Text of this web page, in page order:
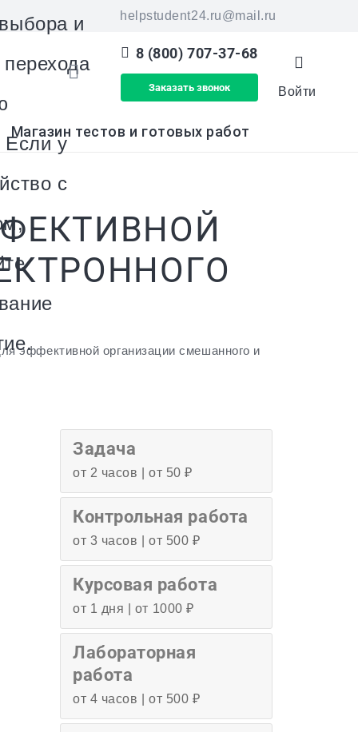
helpstudent24.ru@mail.ru
и
Если у
с
8 (800) 707-37-68
Заказать звонок Войти
Магазин тестов и готовых работ
эффективной организации смешанного и
Задача
от 2 часов | от 50 ₽
Контрольная работа
от 3 часов | от 500 ₽
Курсовая работа
от 1 дня | от 1000 ₽
Лабораторная
работа
от 4 часов | от 500 ₽